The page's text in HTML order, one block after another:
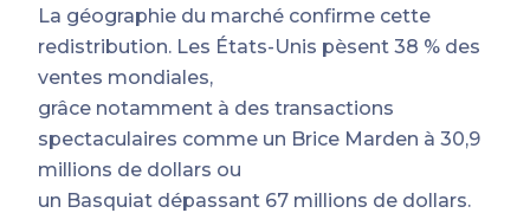
La géographie du marché confirme cette
redistribution. Les États-Unis pèsent 38 % des
ventes mondiales,
grâce notamment à des transactions
spectaculaires comme un Brice Marden à 30,9
millions de dollars ou
un Basquiat dépassant 67 millions de dollars.